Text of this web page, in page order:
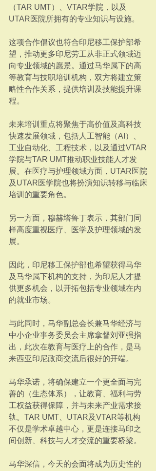
（TAR UMT）、VTAR学院，以及
UTAR医院所拥有的专业知识与设施。
这项合作倡议也符合印尼移工保护部希
望，推动更多印尼劳工从非正式领域迈
向专业领域的愿景。通过马华属下的高
等教育与技职培训机构，双方将建立策
略性合作关系，提供培训及技能提升课
程。
未来培训重点将聚焦于高价值及高科技
快速发展领域，包括人工智能（AI）、
工业自动化、工程技术，以及通过VTAR
学院与TAR UMT推动职业技能人才发
展。在医疗与护理领域方面，UTAR医院
及UTAR医学院也将扮演知识转移与临床
培训的重要角色。
另一方面，穆赫塔鲁丁表示，其部门同
样高度重视医疗、医学及护理领域的发
展。
因此，印尼移工保护部也希望获得马华
及马华属下机构的支持，为印尼人才提
供更多机会，以开拓包括专业领域在内
的就业市场。
与此同时，马华副总会长兼马华经济与
中小企业事务委员会主席拿督刘亚强指
出，此次在教育与医疗上的合作，是马
来西亚印尼政商交流后很好的开端。
马华承诺，将确保建立一个更全面与完
善的（生态体系），让教育、福利与劳
工权益获得保障，并与未来产业需求接
轨。TAR UMT、UTAR及VTAR等机构
不仅是学术卓越中心，更是连接马印之
间创新、科技与人才交流的重要桥梁。
马华深信，今天的会面将成为历史性的